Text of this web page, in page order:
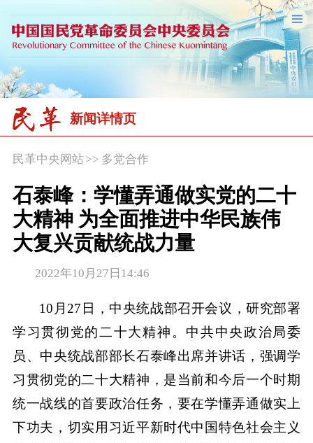
新闻详情页
民革中央网站>> 多党合作
石泰峰：学懂弄通做实党的二十
大精神 为全面推进中华民族伟
大复兴贡献统战力量
2022年10月27日14:46
10月27日，中央统战部召开会议，研究部署
学习贯彻党的二十大精神。中共中央政治局委
员、中央统战部部长石泰峰出席并讲话，强调学
习贯彻党的二十大精神，是当前和今后一个时期
统一战线的首要政治任务，要在学懂弄通做实上
下功夫，切实用习近平新时代中国特色社会主义